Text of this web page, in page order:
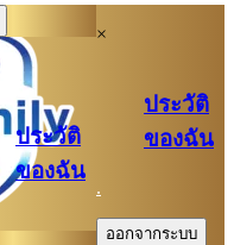
ประวัติ
ของฉัน
×
ประวัติ
ของฉัน
.
ออกจากระบบ